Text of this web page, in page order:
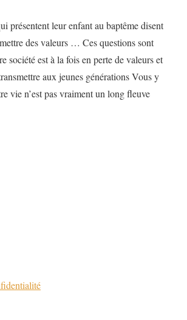
présentent leur enfant au baptême disent
des valeurs … Ces questions sont
société est à la fois en perte de valeurs et
aux jeunes générations Vous y
vie n’est pas vraiment un long fleuve